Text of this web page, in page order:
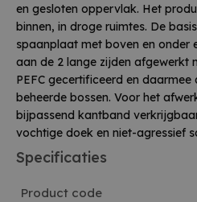
en gesloten oppervlak. Het
binnen, in droge ruimtes. De
spaanplaat met boven en onder
aan de 2 lange zijden afgewerkt
PEFC gecertificeerd en
beheerde bossen. Voor het
bijpassend kantband
vochtige doek en niet-agressief
Specificaties
Product code